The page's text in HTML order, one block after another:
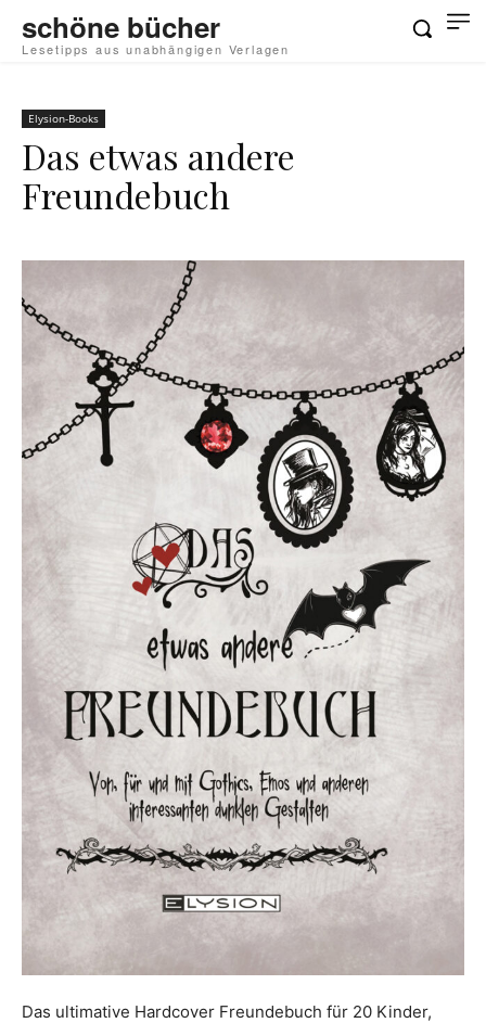
schöne bücher
Lesetipps aus unabhängigen Verlagen
Elysion-Books
Das etwas andere
Freundebuch
Das ultimative Hardcover Freundebuch für 20 Kinder,